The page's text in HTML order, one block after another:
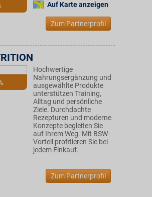
Auf Karte anzeigen
Zum Partnerprofil
Hochwertige
Nahrungsergänzung und
ausgewählte Produkte
unterstützen Training,
Alltag und persönliche
Ziele. Durchdachte
Rezepturen und moderne
Konzepte begleiten Sie
auf Ihrem Weg. Mit BSW-
Vorteil profitieren Sie bei
jedem Einkauf.
Zum Partnerprofil